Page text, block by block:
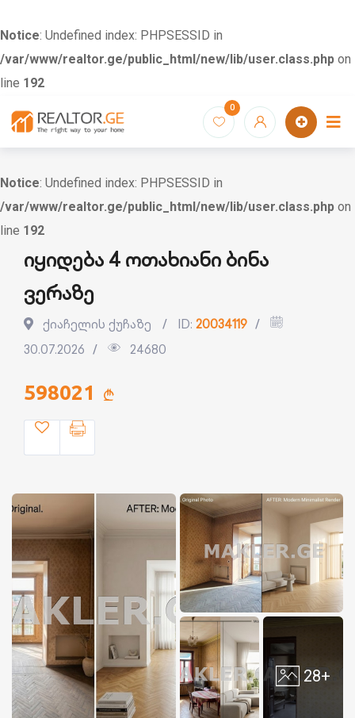
Notice: Undefined index: PHPSESSID in
/var/www/realtor.ge/public_html/new/lib/user.class.php on
line 192
0
Notice: Undefined index: PHPSESSID in
/var/www/realtor.ge/public_html/new/lib/user.class.php on
line 192
იყიდება 4 ოთახიანი ბინა
ვერაზე
ქიაჩელის ქუჩაზე ID: 20034119
30.07.2026
24680
598021
28+